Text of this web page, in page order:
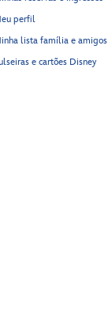
perfil
lista família e amigos
e cartões Disney